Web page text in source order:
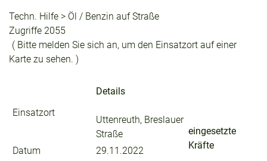
Techn. Hilfe > Öl / Benzin auf Straße
Zugriffe 2055
( Bitte melden Sie sich an, um den Einsatzort auf einer
Karte zu sehen. )
Einsatzort
Details
Uttenreuth, Breslauer
Straße
Datum
29.11.2022
eingesetzte
Kräfte